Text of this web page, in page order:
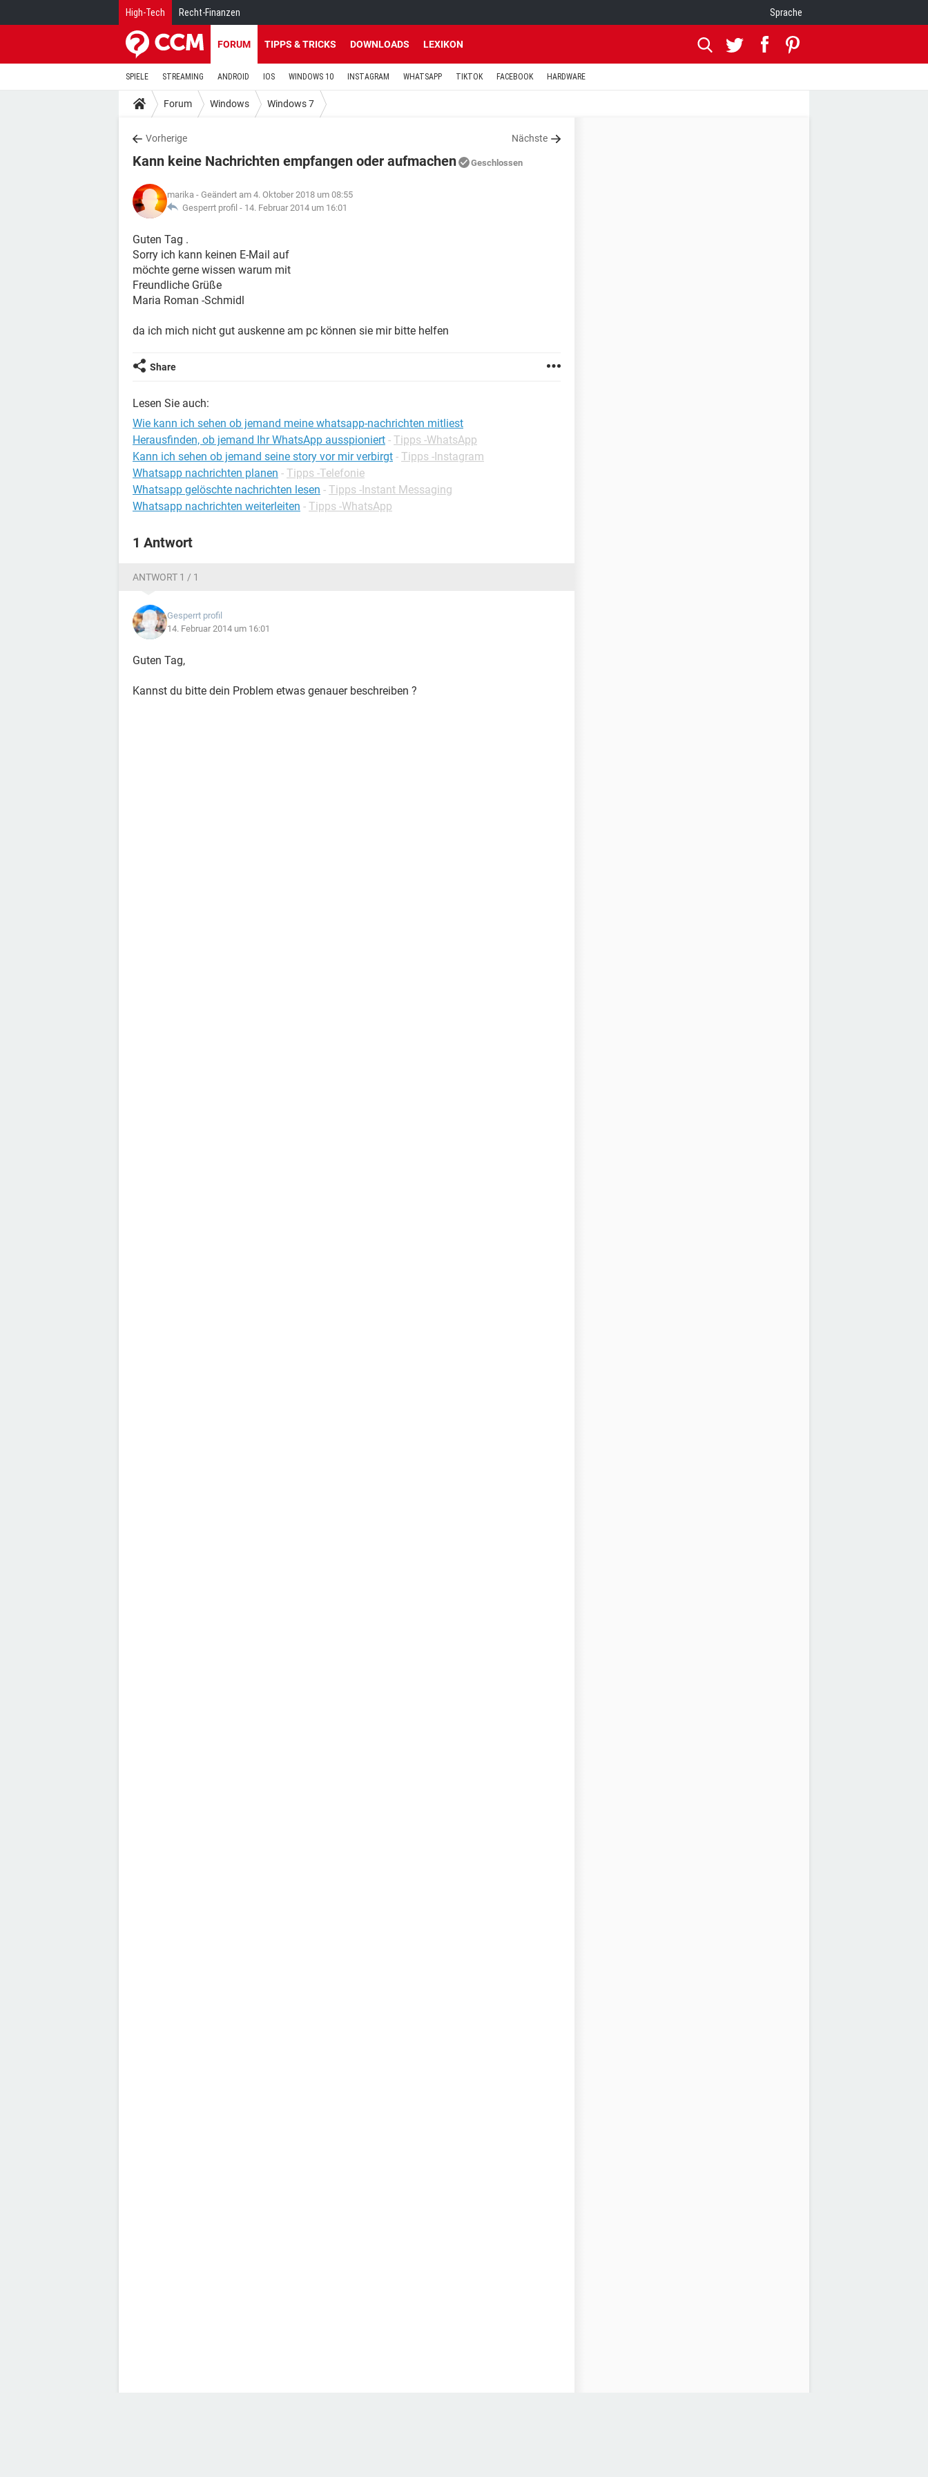
High-Tech Recht-Finanzen Sprache
FORUM TIPPS & TRICKS DOWNLOADS LEXIKON
SPIELE STREAMING ANDROID IOS WINDOWS 10 INSTAGRAM WHATSAPP TIKTOK FACEBOOK HARDWARE
Forum Windows Windows 7
Vorherige Nächste
Kann keine Nachrichten empfangen oder aufmachen Geschlossen
marika - Geändert am 4. Oktober 2018 um 08:55
Gesperrt profil - 14. Februar 2014 um 16:01
Guten Tag .
Sorry ich kann keinen E-Mail auf
möchte gerne wissen warum mit
Freundliche Grüße
Maria Roman -Schmidl
da ich mich nicht gut auskenne am pc können sie mir bitte helfen
Share
Lesen Sie auch:
Wie kann ich sehen ob jemand meine whatsapp-nachrichten mitliest
Herausfinden, ob jemand Ihr WhatsApp ausspioniert - Tipps -WhatsApp
Kann ich sehen ob jemand seine story vor mir verbirgt - Tipps -Instagram
Whatsapp nachrichten planen - Tipps -Telefonie
Whatsapp gelöschte nachrichten lesen - Tipps -Instant Messaging
Whatsapp nachrichten weiterleiten - Tipps -WhatsApp
1 Antwort
ANTWORT 1 / 1
Gesperrt profil
14. Februar 2014 um 16:01
Guten Tag,
Kannst du bitte dein Problem etwas genauer beschreiben ?